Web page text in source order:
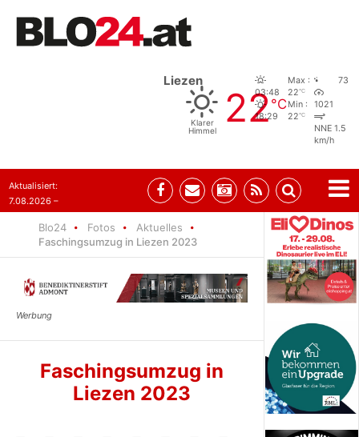
Liezen
Klarer
Himmel
22°C
03:48
18:29
Max :
22°C
Min :
22°C
73
1021
NNE 1.5
km/h
Aktualisiert:
7.08.2026 –
Blo24 Fotos
Aktuelles
Faschingsumzug in Liezen 2023
Faschingsumzug in
Liezen 2023